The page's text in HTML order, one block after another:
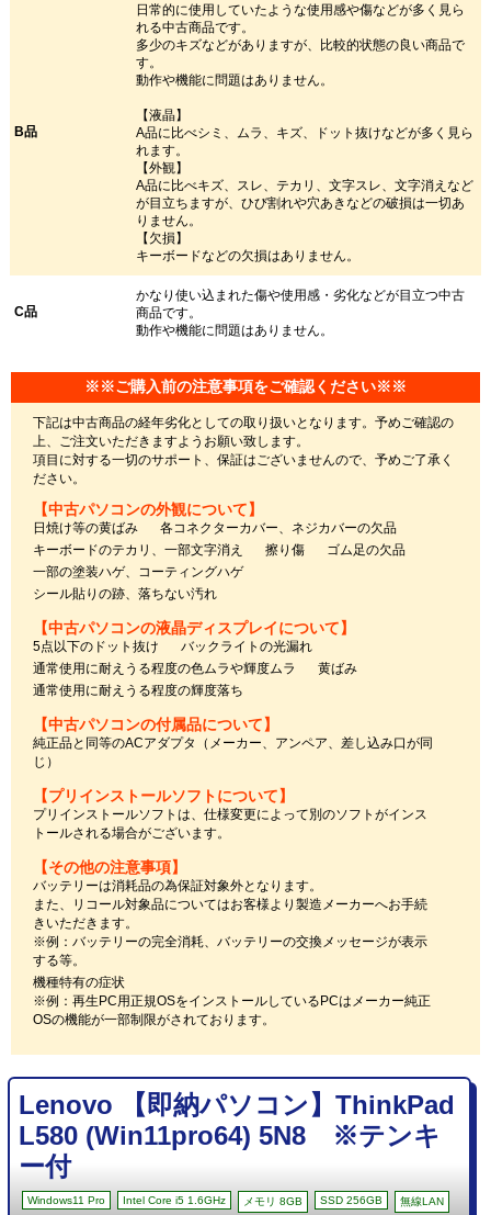
B品
日常的に使用していたような使用感や傷などが多く見ら
れる中古商品です。
多少のキズなどがありますが、比較的状態の良い商品で
す。
動作や機能に問題はありません。
【液晶】
A品に比べシミ、ムラ、キズ、ドット抜けなどが多く見ら
れます。
【外観】
A品に比べキズ、スレ、テカリ、文字スレ、文字消えなど
が目立ちますが、ひび割れや穴あきなどの破損は一切あ
りません。
【欠損】
キーボードなどの欠損はありません。
C品
かなり使い込まれた傷や使用感・劣化などが目立つ中古
商品です。
動作や機能に問題はありません。
※※ご購入前の注意事項をご確認ください※※
下記は中古商品の経年劣化としての取り扱いとなります。予めご確認の
上、ご注文いただきますようお願い致します。
項目に対する一切のサポート、保証はございませんので、予めご了承く
ださい。
【中古パソコンの外観について】
日焼け等の黄ばみ
各コネクターカバー、ネジカバーの欠品
キーボードのテカリ、一部文字消え
擦り傷
ゴム足の欠品
一部の塗装ハゲ、コーティングハゲ
シール貼りの跡、落ちない汚れ
【中古パソコンの液晶ディスプレイについて】
5点以下のドット抜け
バックライトの光漏れ
通常使用に耐えうる程度の色ムラや輝度ムラ
黄ばみ
通常使用に耐えうる程度の輝度落ち
【中古パソコンの付属品について】
純正品と同等のACアダプタ（メーカー、アンペア、差し込み口が同
じ）
【プリインストールソフトについて】
プリインストールソフトは、仕様変更によって別のソフトがインス
トールされる場合がございます。
【その他の注意事項】
バッテリーは消耗品の為保証対象外となります。
また、リコール対象品についてはお客様より製造メーカーへお手続
きいただきます。
※例：バッテリーの完全消耗、バッテリーの交換メッセージが表示
する等。
機種特有の症状
※例：再生PC用正規OSをインストールしているPCはメーカー純正
OSの機能が一部制限がされております。
Lenovo 【即納パソコン】ThinkPad
L580 (Win11pro64) 5N8 ※テンキ
ー付
Windows11 Pro Intel Core i5 1.6GHz メモリ 8GB SSD 256GB 無線LAN